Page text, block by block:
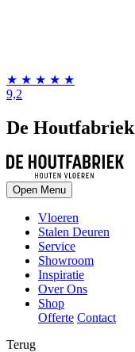
★ ★ ★ ★ ★
9,2
De Houtfabriek
Open Menu
Vloeren
Stalen Deuren
Service
Showroom
Inspiratie
Over Ons
Shop
Offerte Contact
Terug